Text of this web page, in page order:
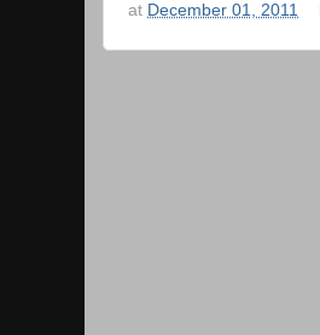
at December 01, 2011